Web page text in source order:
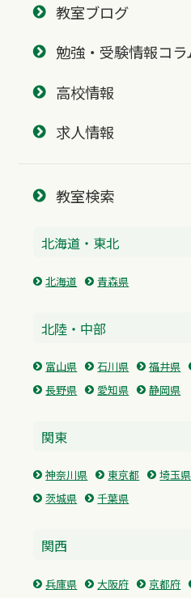
教室ブログ
勉強・受験情報コ
高校情報
求人情報
教室検索
北海道・東北
北海道 青森県
北陸・中部
富山県 石川県 福井県
長野県
愛知県 静岡県
関東
神奈川県 東京都 埼玉県
茨城県
千葉県
関西
兵庫県 大阪府 京都府